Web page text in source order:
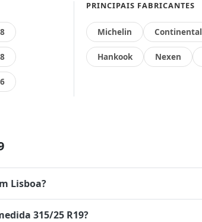
PRINCIPAIS FABRICANTES
Michelin Continental
Hankook Nexen
Lisboa?
315/25 R19?